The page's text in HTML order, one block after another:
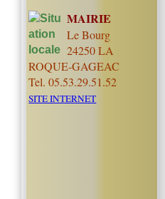
MAIRIE
Le Bourg
24250 LA
ROQUE-GAGEAC
Tel. 05.53.29.51.52
SITE INTERNET